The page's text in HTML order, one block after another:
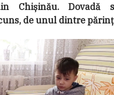
Chișinău. Dovadă
de unul dintre